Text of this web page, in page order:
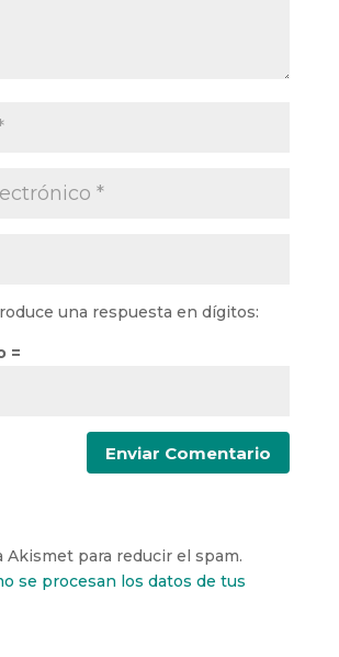
una respuesta en dígitos:
=
Akismet para reducir el spam.
se procesan los datos de tus